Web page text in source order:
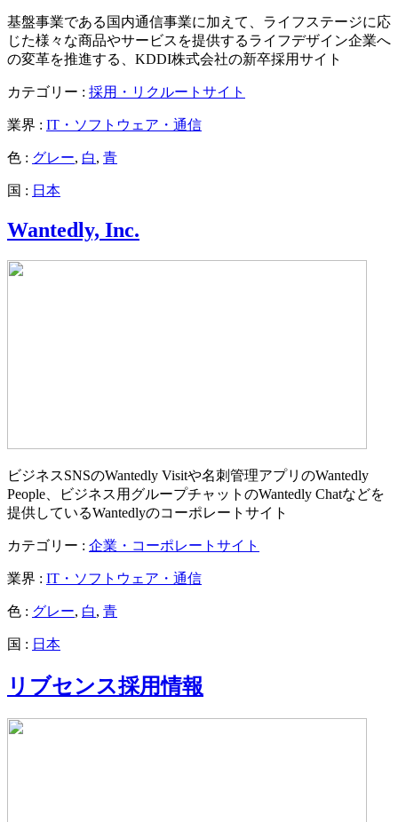
基盤事業である国内通信事業に加えて、ライフステージに応
じた様々な商品やサービスを提供するライフデザイン企業へ
の変革を推進する、KDDI株式会社の新卒採用サイト
カテゴリー : 採用・リクルートサイト
業界 : IT・ソフトウェア・通信
色 : グレー, 白, 青
国 : 日本
Wantedly, Inc.
ビジネスSNSのWantedly Visitや名刺管理アプリのWantedly
People、ビジネス用グループチャットのWantedly Chatなどを
提供しているWantedlyのコーポレートサイト
カテゴリー : 企業・コーポレートサイト
業界 : IT・ソフトウェア・通信
色 : グレー, 白, 青
国 : 日本
リブセンス採用情報